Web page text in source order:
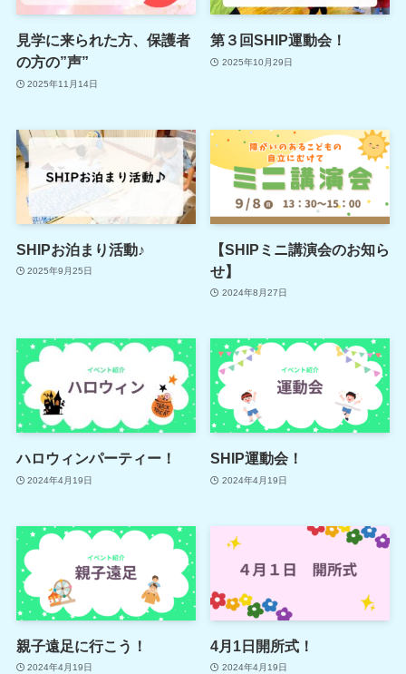
見学に来られた方、保護者
の方の”声”
2025年11月14日
第３回SHIP運動会！
2025年10月29日
SHIPお泊まり活動♪
2025年9月25日
【SHIPミニ講演会のお知ら
せ】
2024年8月27日
ハロウィンパーティー！
2024年4月19日
SHIP運動会！
2024年4月19日
親子遠足に行こう！
2024年4月19日
4月1日開所式！
2024年4月19日